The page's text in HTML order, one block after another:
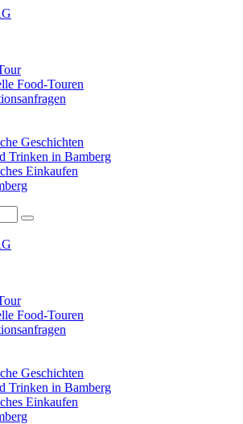
Food-Touren
Geschichten
Trinken in Bamberg
Einkaufen
Food-Touren
Geschichten
Trinken in Bamberg
Einkaufen